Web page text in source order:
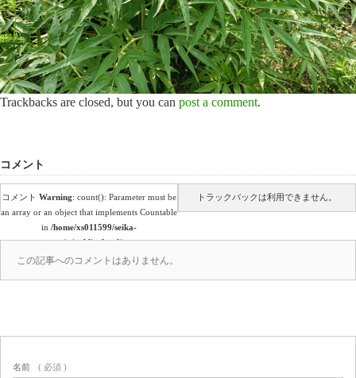
Trackbacks are closed, but you can post a comment.
コメント
コメント Warning: count(): Parameter must be
an array or an object that implements Countable
in /home/xs011599/seika-
en.co.jp/public_html/wp-
content/themes/amore_tcd028/comments.php
トラックバックは利用できません。
この記事へのコメントはありません。
名前 ( 必須 )